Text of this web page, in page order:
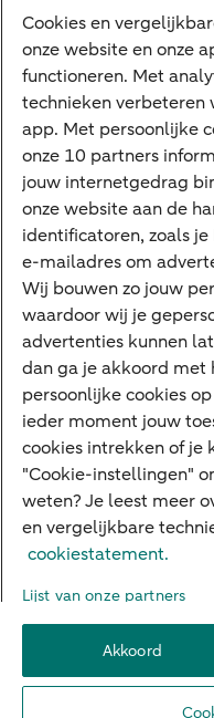
Digitale diensten
Internet Bankieren
ABN AMRO app
Tikkie
Apple Pay
Google Pay
Veilig bankieren
Meest gezocht
Hypotheek
E.dentifier
Jaaroverzicht
Rood staan
Over ABN AMRO
Werken bij ABN AMRO
DuurzaamheidVeiligheid
©
Cookies en
onze website en onze
functioneren. Met
technieken verbeteren
app. Met persoonlijke
onze 10 partners
jouw internetgedrag
onze website aan de
identificatoren, zoals
e-mailadres om
Wij bouwen zo jouw
waardoor wij je
advertenties kunnen
dan ga je akkoord met
persoonlijke cookies
ieder moment jouw
cookies intrekken of je
"Cookie-instellingen"
weten? Je leest meer
en vergelijkbare
cookiestatement.
Lijst van onze partners
Akkoord